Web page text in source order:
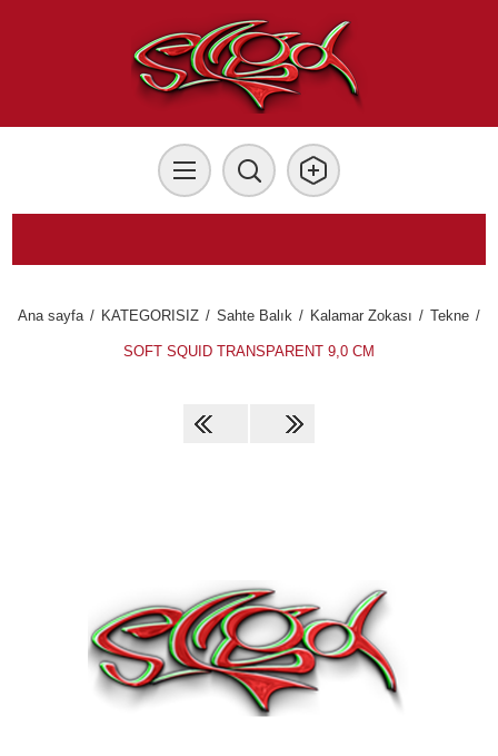
Ana sayfa / KATEGORISIZ / Sahte Balık / Kalamar Zokası / Tekne /
SOFT SQUID TRANSPARENT 9,0 CM